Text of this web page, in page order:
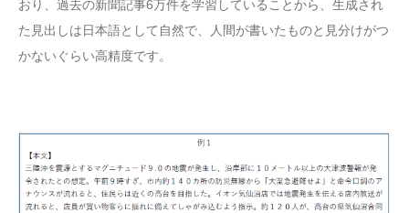
おり、過去の新聞記事6万件を学習していることから、生成され
た見出しは日本語として自然で、人間が書いたものと見分けがつ
かないぐらい高精度です。